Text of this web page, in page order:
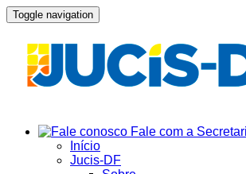
Toggle navigation
Fale com a
Início
Jucis-DF